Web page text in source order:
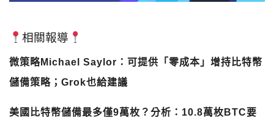
相關報導
微策略Michael Saylor：可提供「零成本」增持比特幣
儲備策略；Grok也給建議
美國比特幣儲備最多僅9萬枚？分析：10.8萬枚BTC要